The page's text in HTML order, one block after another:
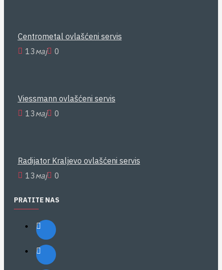
Centrometal ovlašćeni servis
13мај 0
Viessmann ovlašćeni servis
13мај 0
Radijator Kraljevo ovlašćeni servis
13мај 0
PRATITE NAS